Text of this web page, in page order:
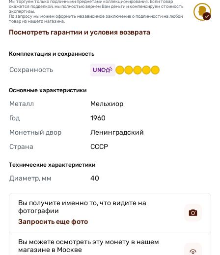
Мы торгуем только подлинными предметами коллекционирования. Если товар
окажется подделкой, мы полностью вернем Вам деньги и компенсируем стоимость
экспертизы.
По запросу мы можем оформить независимое заключение о подлинности на любой
товар из нашего магазина.
Посмотреть гарантии и условия возврата
Комплектация и сохранность
Сохранность UNC
Основные характеристики
Металл
Мельхиор
Год
1960
Монетный двор
Ленинградский
Страна
СССР
Технические характеристики
Диаметр, мм 40
Вы получите именно то, что видите на
фотографии
Запросить еще фото
Вы можете осмотреть эту монету в нашем
магазине в Москве